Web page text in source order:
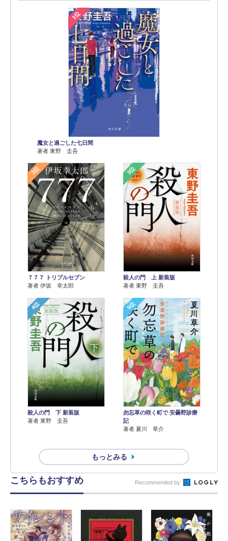
1位
魔女と過ごした七日間
著者 東野 圭吾
2位
７７７ トリプルセブン
著者 伊坂 幸太郎
3位
殺人の門 上 新装版
著者 東野 圭吾
4位
殺人の門 下 新装版
著者 東野 圭吾
5位
勿忘草の咲く町で 安曇野診療
記
著者 夏川 草介
もっとみる
こちらもおすすめ Recommended by